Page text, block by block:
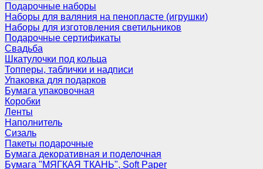
Подарочные наборы
Наборы для валяния на пенопласте (игрушки)
Наборы для изготовления светильников
Подарочные сертификаты
Свадьба
Шкатулочки под кольца
Топперы, таблички и надписи
Упаковка для подарков
Бумага упаковочная
Коробки
Ленты
Наполнитель
Сизаль
Пакеты подарочные
Бумага декоративная и поделочная
Бумага "МЯГКАЯ ТКАНЬ", Soft Paper